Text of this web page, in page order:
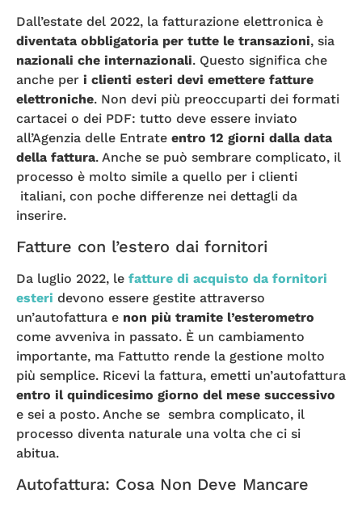
Dall’estate del 2022, la fatturazione elettronica è
diventata obbligatoria per tutte le transazioni, sia
nazionali che internazionali. Questo significa che
anche per i clienti esteri devi emettere fatture
elettroniche. Non devi più preoccuparti dei formati
cartacei o dei PDF: tutto deve essere inviato
all’Agenzia delle Entrate entro 12 giorni dalla data
della fattura. Anche se può sembrare complicato, il
processo è molto simile a quello per i clienti
italiani, con poche differenze nei dettagli da
inserire.
Fatture con l’estero dai fornitori
Da luglio 2022, le fatture di acquisto da fornitori
esteri devono essere gestite attraverso
un’autofattura e non più tramite l’esterometro
come avveniva in passato. È un cambiamento
importante, ma Fattutto rende la gestione molto
più semplice. Ricevi la fattura, emetti un’autofattura
entro il quindicesimo giorno del mese successivo
e sei a posto. Anche se sembra complicato, il
processo diventa naturale una volta che ci si
abitua.
Autofattura: Cosa Non Deve Mancare